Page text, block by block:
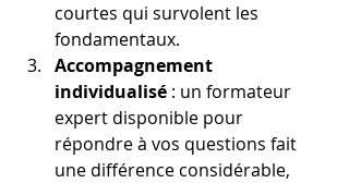
courtes qui survolent les
fondamentaux.
Accompagnement
individualisé : un formateur
expert disponible pour
répondre à vos questions fait
une différence considérable,